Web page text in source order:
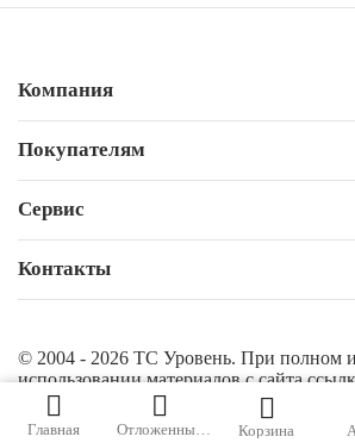
Компания
Покупателям
Сервис
Контакты
© 2004 - 2026 ТС Уровень. При полном
использовании материалов с сайта
обязательна.
Главная Корзина
Отложенные